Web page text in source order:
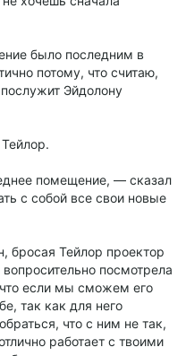
было последним в
потому, что считаю,
Эйдолону
помещение, — сказал
с собой все свои новые
бросая Тейлор проектор
посмотрела
если мы сможем его
так как для него
что с ним не так,
работает с твоими